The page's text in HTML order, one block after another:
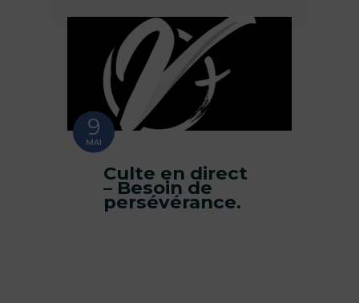
9
MAI
Culte en direct
– Besoin de
persévérance.